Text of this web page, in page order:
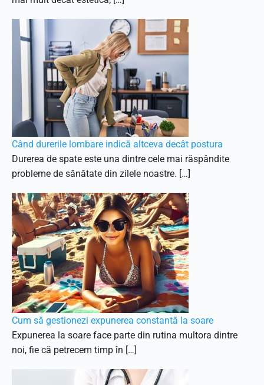
Când durerile lombare indică altceva decât postura
Durerea de spate este una dintre cele mai răspândite
probleme de sănătate din zilele noastre. […]
Cum să gestionezi expunerea constantă la soare
Expunerea la soare face parte din rutina multora dintre
noi, fie că petrecem timp în […]